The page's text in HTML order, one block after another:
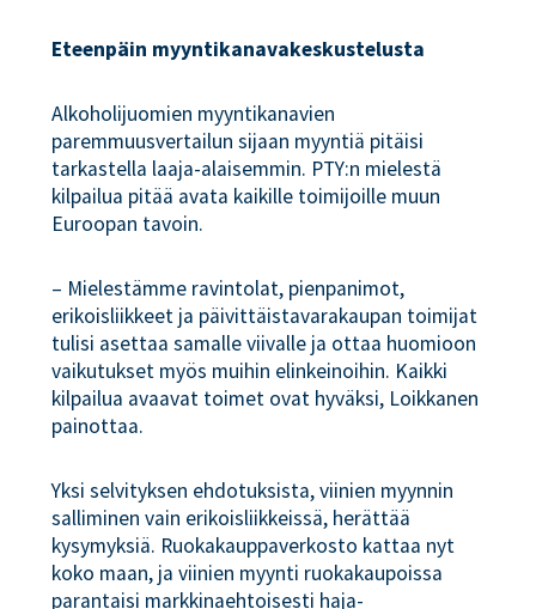
Eteenpäin myyntikanavakeskustelusta
Alkoholijuomien myyntikanavien
paremmuusvertailun sijaan myyntiä pitäisi
tarkastella laaja-alaisemmin. PTY:n mielestä
kilpailua pitää avata kaikille toimijoille muun
Euroopan tavoin.
– Mielestämme ravintolat, pienpanimot,
erikoisliikkeet ja päivittäistavarakaupan toimijat
tulisi asettaa samalle viivalle ja ottaa huomioon
vaikutukset myös muihin elinkeinoihin. Kaikki
kilpailua avaavat toimet ovat hyväksi, Loikkanen
painottaa.
Yksi selvityksen ehdotuksista, viinien myynnin
salliminen vain erikoisliikkeissä, herättää
kysymyksiä. Ruokakauppaverkosto kattaa nyt
koko maan, ja viinien myynti ruokakaupoissa
parantaisi markkinaehtoisesti haja-